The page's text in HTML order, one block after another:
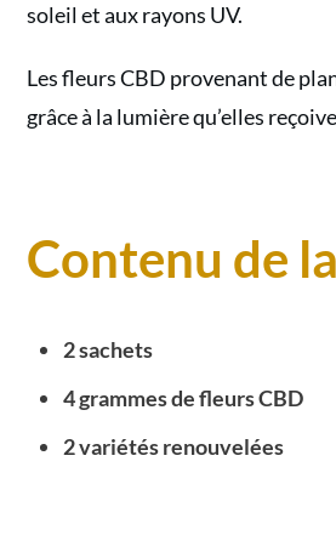
soleil et aux rayons UV.
Les fleurs CBD provenant de
grâce à la lumière qu’elles
Contenu de
2 sachets
4 grammes de fleurs CBD
2 variétés renouvelées